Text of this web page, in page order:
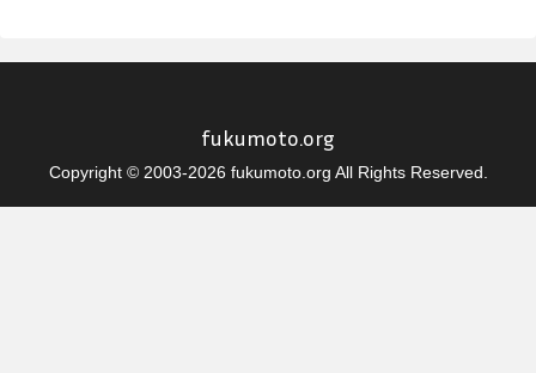
fukumoto.org
Copyright © 2003-2026 fukumoto.org All Rights Reserved.